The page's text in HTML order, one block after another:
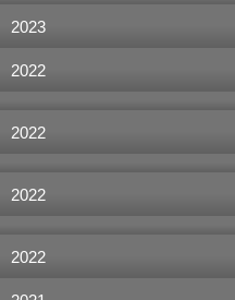
2023
2022
2022
2022
2022